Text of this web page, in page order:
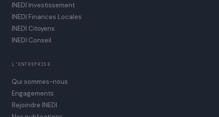
INEDI Investissement
INEDI Finances Locales
INEDI Citoyens
INEDI Conseil
L'ENTREPRISE
Qui sommes-nous
Engagements
Rejoindre INEDI